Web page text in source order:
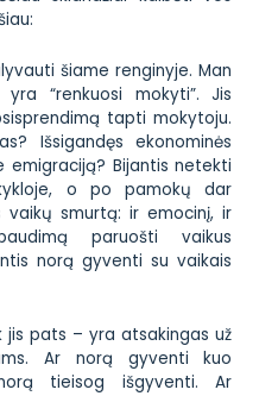
šiame renginyje. Man
“renkuosi mokyti”. Jis
tapti mokytoju.
Išsigandęs ekonominės
emigraciją? Bijantis netekti
o po pamokų dar
vaikų smurtą: ir emocinį, ir
paruošti vaikus
norą gyventi su vaikais
jis pats – yra atsakingas už
Ar norą gyventi kuo
tieisog išgyventi. Ar